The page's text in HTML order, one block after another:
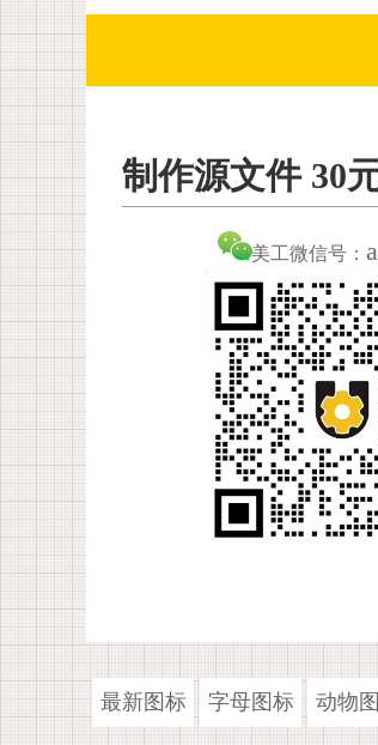
制作源文件 30
美工微信号：
最新图标 字母图标 动物